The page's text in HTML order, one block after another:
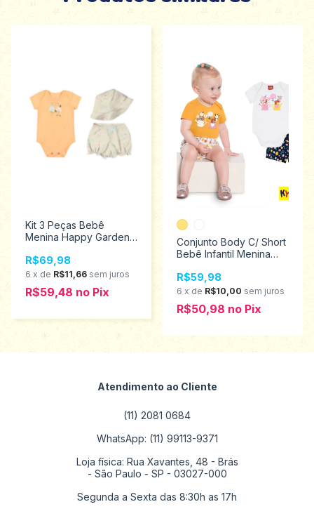
Kit 3 Peças Bebê
Menina Happy Garden
211536
R$69,98
6 x de R$11,66 sem juros
R$59,48 no Pix
Conjunto Body C/ Short
Bebê Infantil Menina
1000424
R$59,98
6 x de R$10,00 sem juros
R$50,98 no Pix
Atendimento ao Cliente
(11) 2081 0684
WhatsApp: (11) 99113-9371
Loja física: Rua Xavantes, 48 - Brás
- São Paulo - SP - 03027-000
Segunda a Sexta das 8:30h as 17h